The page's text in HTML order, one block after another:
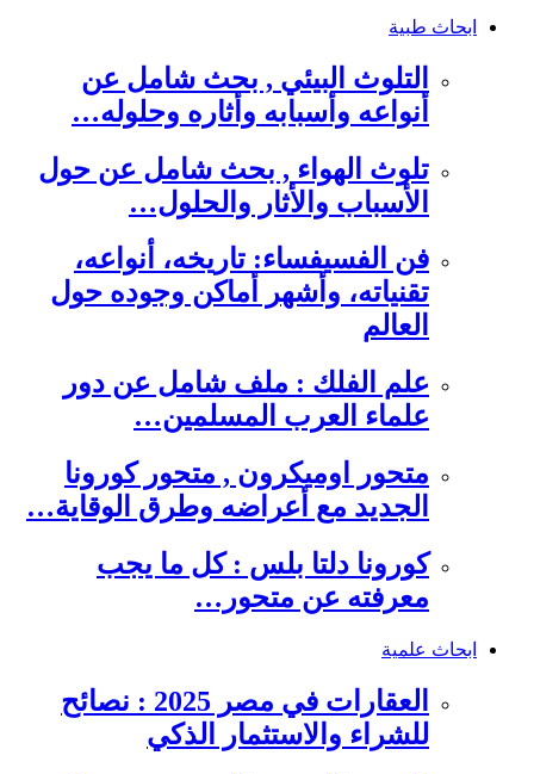
ابحاث طبية
التلوث البيئي , بحث شامل عن
أنواعه وأسبابه وأثاره وحلوله…
تلوث الهواء , بحث شامل عن حول
الأسباب والأثار والحلول…
فن الفسيفساء: تاريخه، أنواعه،
تقنياته، وأشهر أماكن وجوده حول
العالم
علم الفلك : ملف شامل عن دور
علماء العرب المسلمين…
متحور اوميكرون , متحور كورونا
الجديد مع أعراضه وطرق الوقاية…
كورونا دلتا بلس : كل ما يجب
معرفته عن متحور…
ابحاث علمية
العقارات في مصر 2025 : نصائح
للشراء والاستثمار الذكي